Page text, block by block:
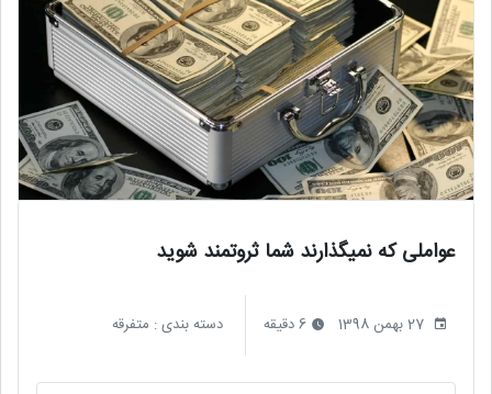
عواملی که نمیگذارند شما ثروتمند شوید
27 بهمن 1398 6 دقیقه دسته بندی : متفرقه